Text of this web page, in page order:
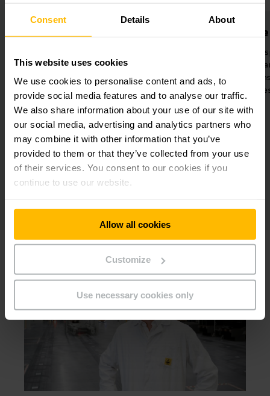
Consent Details About
This website uses cookies
We use cookies to personalise content and ads, to
provide social media features and to analyse our traffic.
We also share information about your use of our site with
our social media, advertising and analytics partners who
may combine it with other information that you’ve
provided to them or that they’ve collected from your use
of their services. You consent to our cookies if you
continue to use our website.
Allow all cookies
Customize
Use necessary cookies only
80
un
Seguro de calidad
horas del día para mejorar la
calidad y la transparencia del
proceso.
iones
para
24